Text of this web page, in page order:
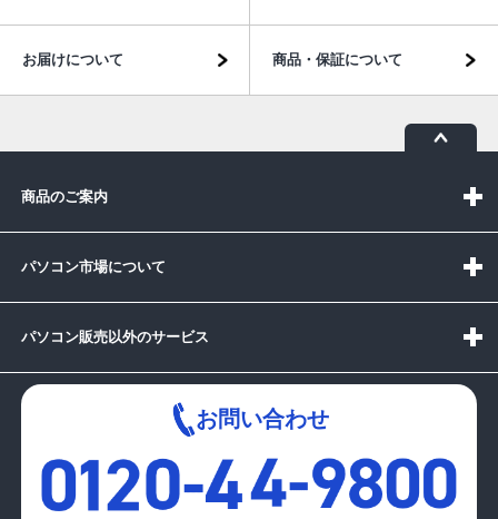
お届けについて 商品・保証について
商品のご案内
パソコン市場について
パソコン販売以外のサービス
お問い合わせ